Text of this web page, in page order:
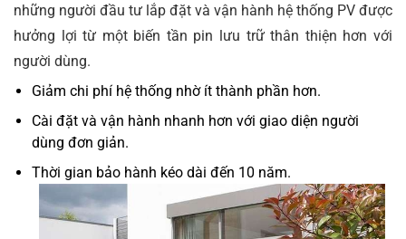
những người đầu tư lắp đặt và vận hành hệ thống PV được
hưởng lợi từ một biến tần pin lưu trữ thân thiện hơn với
người dùng.
Giảm chi phí hệ thống nhờ ít thành phần hơn.
Cài đặt và vận hành nhanh hơn với giao diện người
dùng đơn giản.
Thời gian bảo hành kéo dài đến 10 năm.